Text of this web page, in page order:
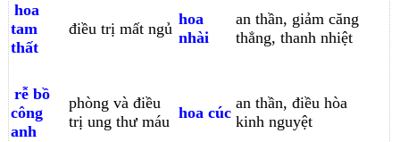
hoa
tam
thất
điều trị mất ngủ
hoa
nhài
an thần, giảm căng
thẳng, thanh nhiệt
rễ bồ
công
anh
phòng và điều
trị ung thư máu hoa cúc
an thần, điều hòa
kinh nguyệt